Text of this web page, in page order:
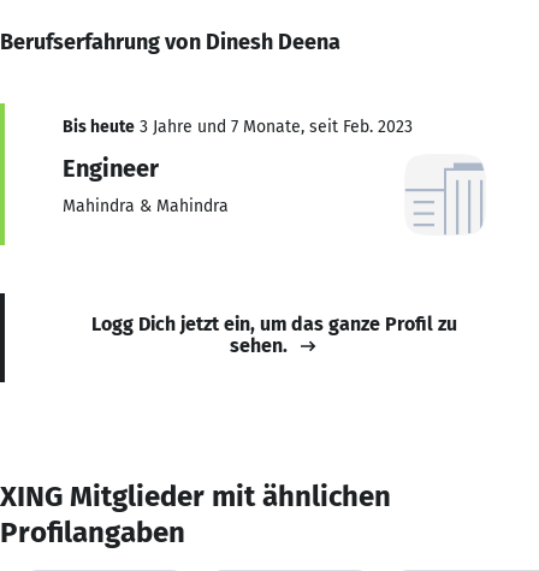
Berufserfahrung von Dinesh Deena
Bis heute 3 Jahre und 7 Monate, seit Feb. 2023
Engineer
Mahindra & Mahindra
Logg Dich jetzt ein, um das ganze Profil zu
sehen.
XING Mitglieder mit ähnlichen
Profilangaben